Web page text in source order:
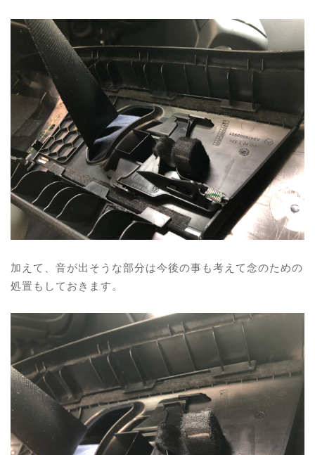
加えて、音が出そうな部分は今後の事も考えて念のための
処置もしておきます。